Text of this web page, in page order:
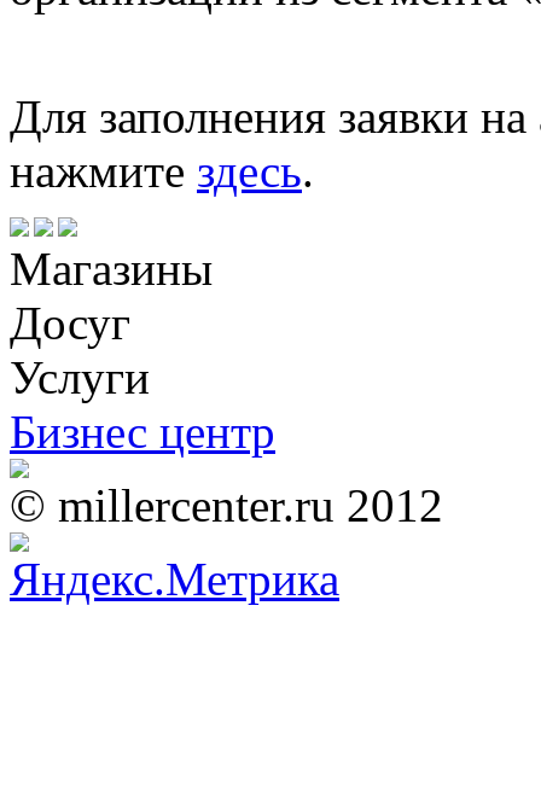
Для заполнения заявки
нажмите здесь.
Магазины
Досуг
Услуги
Бизнес центр
© millercenter.ru 2012